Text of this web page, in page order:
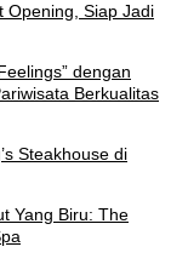
Opening, Siap Jadi
dengan
Berkualitas
Steakhouse di
Yang Biru: The